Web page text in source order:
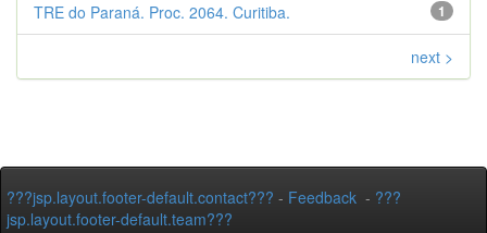
1
TRE do Paraná. Proc. 2064. Curitiba.
next >
???jsp.layout.footer-default.contact??? - Feedback - ???
jsp.layout.footer-default.team???